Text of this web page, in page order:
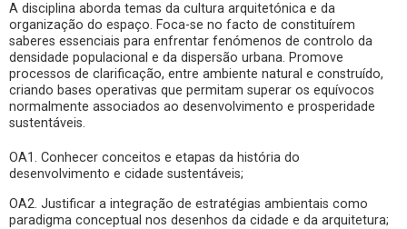
A disciplina aborda temas da cultura arquitetónica e da
organização do espaço. Foca-se no facto de constituírem
saberes essenciais para enfrentar fenómenos de controlo da
densidade populacional e da dispersão urbana. Promove
processos de clarificação, entre ambiente natural e construído,
criando bases operativas que permitam superar os equívocos
normalmente associados ao desenvolvimento e prosperidade
sustentáveis.
OA1. Conhecer conceitos e etapas da história do
desenvolvimento e cidade sustentáveis;
OA2. Justificar a integração de estratégias ambientais como
paradigma conceptual nos desenhos da cidade e da arquitetura;